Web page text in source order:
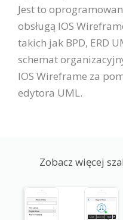
Jest to
obsługą IOS
takich jak BPD, ERD
schemat
IOS Wireframe za
edytora UML.
Zobacz więcej